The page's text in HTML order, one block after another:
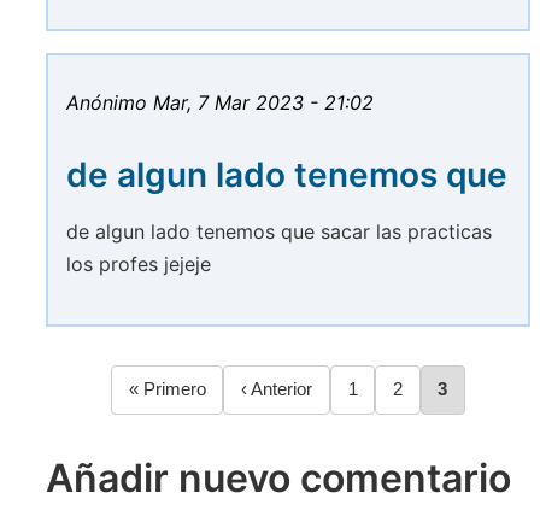
Anónimo Mar, 7 Mar 2023 - 21:02
de algun lado tenemos que
de algun lado tenemos que sacar las practicas
los profes jejeje
Paginación
Primera
página
« Primero
Página
anterior
‹ Anterior Página
1 Página
2 Página
3
Añadir nuevo comentario